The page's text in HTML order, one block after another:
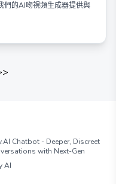
們的AI吻視頻生成器提供與
Chatbot - Deeper, Discreet
with Next-Gen
AI